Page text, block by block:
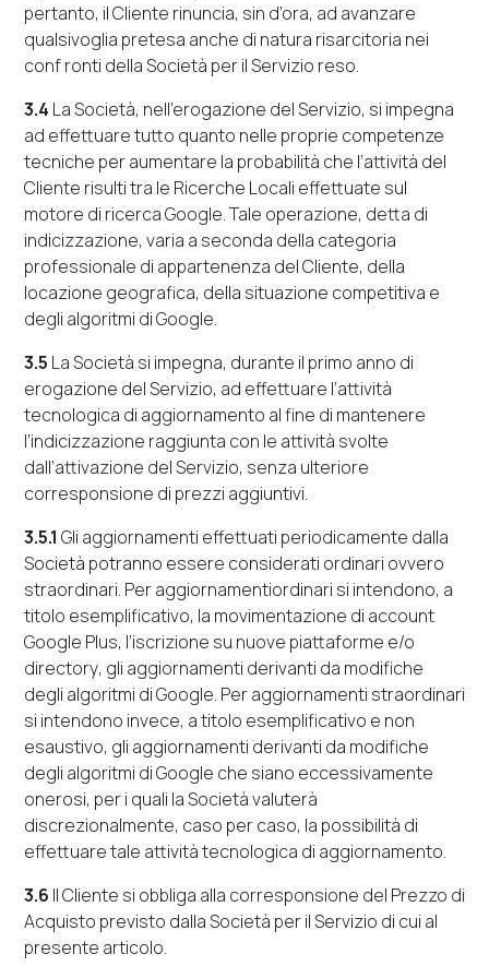
pertanto, il Cliente rinuncia, sin d’ora, ad avanzare
qualsivoglia pretesa anche di natura risarcitoria nei
confronti dellaSocietà per il Servizio reso.
3.4 La Società, nell’erogazione del Servizio, si impegna
ad effettuare tutto quanto nelle proprie competenze
tecniche per aumentare la probabilità che l’attività del
Cliente risulti tra le Ricerche Locali effettuate sul
motore di ricercaGoogle. Tale operazione, detta di
indicizzazione, varia a seconda della categoria
professionale di appartenenza del Cliente, della
locazione geografica, della situazione competitiva e
degli algoritmi diGoogle.
3.5 La Società si impegna, durante il primo anno di
erogazione del Servizio, ad effettuare l’attività
tecnologica di aggiornamento al fine di mantenere
l’indicizzazione raggiunta con le attività svolte
dall’attivazione del Servizio, senza ulteriore
corresponsione di prezzi aggiuntivi.
3.5.1 Gli aggiornamenti effettuati periodicamente dalla
Società potranno essere considerati ordinari ovvero
straordinari. Per aggiornamentiordinari si intendono, a
titolo esemplificativo, la movimentazione di account
Google Plus, l’iscrizione su nuove piattaforme e/o
directory, gli aggiornamenti derivanti da modifiche
degli algoritmi diGoogle. Per aggiornamenti straordinari
si intendono invece, a titolo esemplificativo e non
esaustivo, gli aggiornamenti derivanti da modifiche
degli algoritmi diGoogle che siano eccessivamente
onerosi, per i quali la Società valuterà
discrezionalmente, caso per caso, la possibilità di
effettuare tale attività tecnologica di aggiornamento.
3.6 Il Cliente si obbliga alla corresponsione del Prezzo di
Acquisto previsto dalla Società per il Servizio di cui al
presente articolo.